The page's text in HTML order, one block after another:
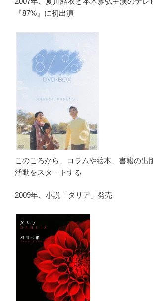
『87%』に初出演
このころから、コラムや絵本、書籍の出
活動をスタートする
2009年、小説「ダリア」発売